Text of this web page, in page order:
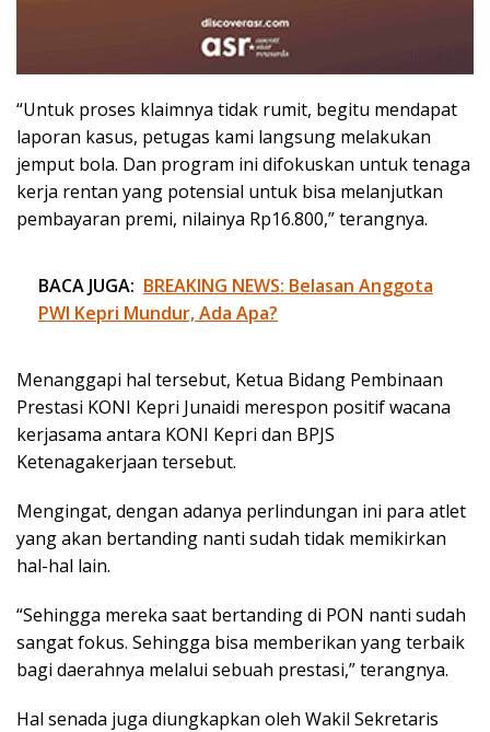
“Untuk proses klaimnya tidak rumit, begitu mendapat
laporan kasus, petugas kami langsung melakukan
jemput bola. Dan program ini difokuskan untuk tenaga
kerja rentan yang potensial untuk bisa melanjutkan
pembayaran premi, nilainya Rp16.800,” terangnya.
BACA JUGA: BREAKING NEWS: Belasan Anggota
PWI Kepri Mundur, Ada Apa?
Menanggapi hal tersebut, Ketua Bidang Pembinaan
Prestasi KONI Kepri Junaidi merespon positif wacana
kerjasama antara KONI Kepri dan BPJS
Ketenagakerjaan tersebut.
Mengingat, dengan adanya perlindungan ini para atlet
yang akan bertanding nanti sudah tidak memikirkan
hal-hal lain.
“Sehingga mereka saat bertanding di PON nanti sudah
sangat fokus. Sehingga bisa memberikan yang terbaik
bagi daerahnya melalui sebuah prestasi,” terangnya.
Hal senada juga diungkapkan oleh Wakil Sekretaris